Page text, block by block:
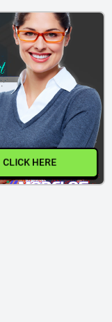
CLICK HERE